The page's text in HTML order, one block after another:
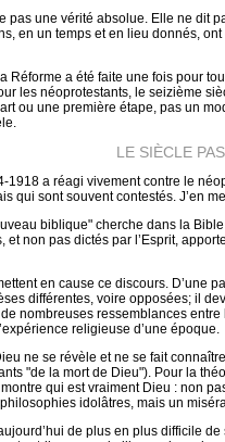
pas une vérité absolue. Elle ne dit
en un temps et en lieu donnés,
Réforme a été faite une fois pour
les néoprotestants, le seizième
ou une première étape, pas un
LE SIÈCLE
1918 a réagi vivement contre le
qui sont souvent contestés. J’en
biblique" cherche dans la
et non pas dictés par l’Esprit,
en cause ce discours. D’une
différentes, voire opposées; il
nombreuses ressemblances
religieuse d’une époque.
ne se révèle et ne se fait
"de la mort de Dieu"). Pour la
qui est vraiment Dieu : non
idolâtres, mais un
de plus en plus difficile